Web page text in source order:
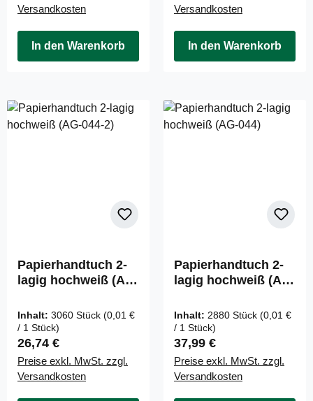
Versandkosten
In den Warenkorb
Versandkosten
In den Warenkorb
Papierhandtuch 2-
lagig hochweiß (AG-
Inhalt: 3060 Stück (0,01 €
/ 1 Stück)
Regulärer Preis:
26,74 €
Preise exkl. MwSt. zzgl.
Versandkosten
Papierhandtuch 2-
lagig hochweiß (AG-
Inhalt: 2880 Stück (0,01 €
/ 1 Stück)
Regulärer Preis:
37,99 €
Preise exkl. MwSt. zzgl.
Versandkosten